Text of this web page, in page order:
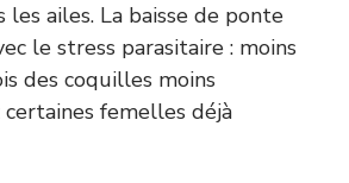
les ailes. La baisse de ponte
le stress parasitaire : moins
des coquilles moins
femelles déjà